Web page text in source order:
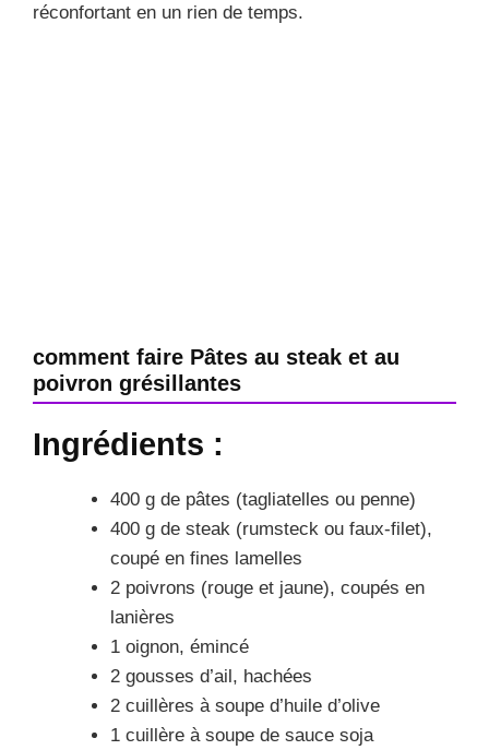
réconfortant en un rien de temps.
comment faire Pâtes au steak et au
poivron grésillantes
Ingrédients :
400 g de pâtes (tagliatelles ou penne)
400 g de steak (rumsteck ou faux-filet),
coupé en fines lamelles
2 poivrons (rouge et jaune), coupés en
lanières
1 oignon, émincé
2 gousses d’ail, hachées
2 cuillères à soupe d’huile d’olive
1 cuillère à soupe de sauce soja